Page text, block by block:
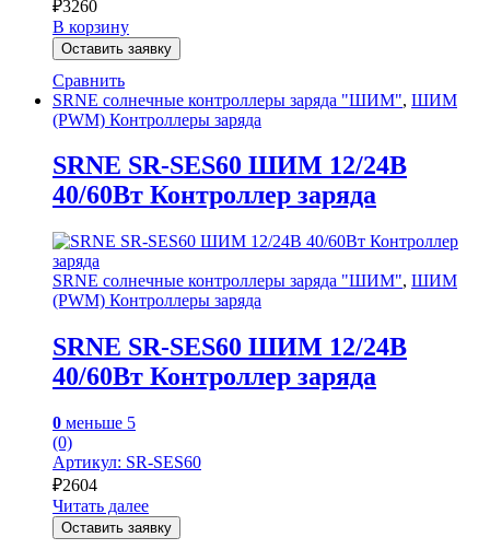
₽3260
В корзину
Оставить заявку
Сравнить
SRNE солнечные контроллеры заряда "ШИМ", ШИМ
(PWM) Контроллеры заряда
SRNE SR-SES60 ШИМ 12/24В
40/60Вт Контроллер заряда
SRNE солнечные контроллеры заряда "ШИМ", ШИМ
(PWM) Контроллеры заряда
SRNE SR-SES60 ШИМ 12/24В
40/60Вт Контроллер заряда
0 меньше 5
(0)
Артикул: SR-SES60
₽2604
Читать далее
Оставить заявку